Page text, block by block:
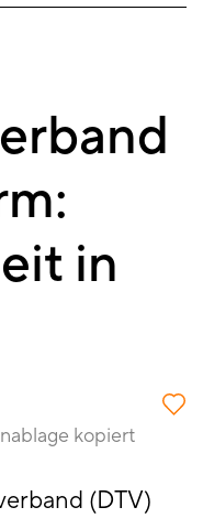
in
kopiert
(DTV)